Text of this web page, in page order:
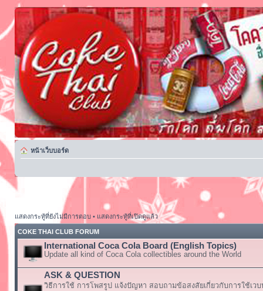
หน้าเว็บบอร์ด
แสดงกระทู้ที่ยังไม่มีการตอบ• แสดงกระทู้ที่เปิดดูแล้ว
COKE THAI CLUB FORUM
International Coca Cola Board (English Topics)
Update all kind of Coca Cola collectibles around the World
ASK & QUESTION
วิธีการใช้ การโพสรูป แจ้งปัญหา สอบถามข้อสงสัยเกี่ยวกับการใช้เว